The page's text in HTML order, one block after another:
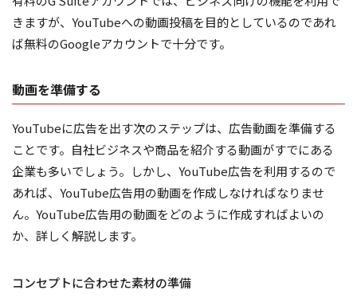
きますが、YouTubeへの動画投稿を目的としているのであれ
ば無料のGoogleアカウントで十分です。
動画を準備する
YouTubeに広告を出す次のステップは、広告動画を準備する
ことです。自社ビジネスや商品を紹介する動画がすでにある
企業も多いでしょう。しかし、YouTube広告を利用するので
あれば、YouTube広告用の動画を作成しなければなりませ
ん。YouTube広告用の動画をどのように作成すればよいの
か、詳しく解説します。
コンセプトに合わせた素材の準備